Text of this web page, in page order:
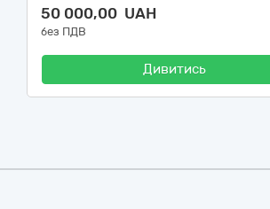
50 000,00 UAH
без ПДВ
Дивитись